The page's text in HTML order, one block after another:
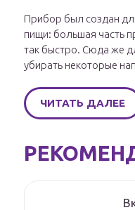
Прибор был создан
пищи: большая часть
так быстро. Сюда же
убирать некоторые
ЧИТАТЬ ДАЛЕЕ